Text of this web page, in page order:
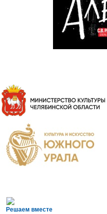
Решаем вместе